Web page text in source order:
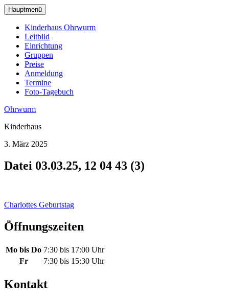
zum
Hauptinhalt
wechseln
Hauptmenü
Kinderhaus Ohrwurm
Leitbild
Einrichtung
Gruppen
Preise
Anmeldung
Termine
Foto-Tagebuch
Ohrwurm
Kinderhaus
3. März 2025
Datei 03.03.25, 12 04 43 (3)
Beitragsnavigation
Charlottes Geburtstag
Öffnungszeiten
Mo bis Do 7:30 bis 17:00 Uhr
Fr
7:30 bis 15:30 Uhr
Kontakt